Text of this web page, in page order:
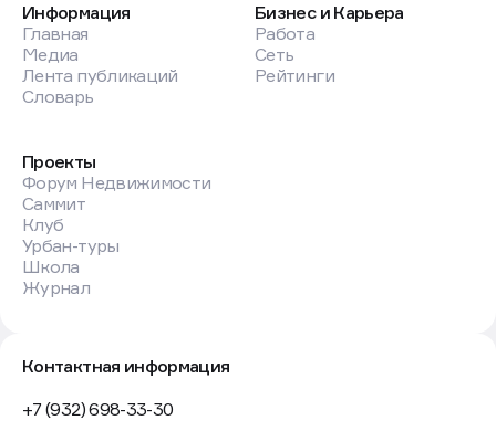
Информация
Главная
Медиа
Лента публикаций
Словарь
Бизнес и Карьера
Работа
Сеть
Рейтинги
Проекты
Форум Недвижимости
Саммит
Клуб
Урбан-туры
Школа
Журнал
Контактная информация
+7 (932) 698-33-30